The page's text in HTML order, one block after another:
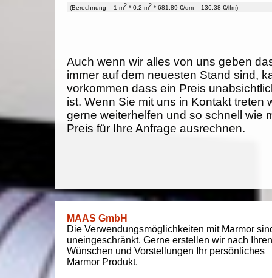
(Berechnung = 1 m2 * 0.2 m2 * 681.89 €/qm = 136.38 €/lfm)
Auch wenn wir alles von uns geben
immer auf dem neuesten Stand sind,
vorkommen dass ein Preis
ist. Wenn Sie mit uns in Kontakt treten
gerne weiterhelfen und so schnell wie
Preis für Ihre Anfrage ausrechnen.
MAAS GmbH
Die Verwendungsmöglichkeiten mit Marmor
uneingeschränkt. Gerne erstellen wir nach Ihren
Wünschen und Vorstellungen Ihr persönliches
Marmor Produkt.